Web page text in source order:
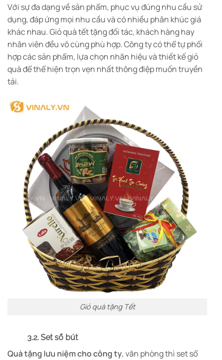
Với sự đa dạng về sản phẩm, phục vụ đúng nhu cầu sử
dụng, đáp ứng mọi nhu cầu và có nhiều phân khúc giá
khác nhau. Giỏ quà tết tặng đối tác, khách hàng hay
nhân viên đều vô cùng phù hợp. Công ty có thể tự phối
hợp các sản phẩm, lựa chọn nhãn hiệu và thiết kế giỏ
quà để thể hiện trọn vẹn nhất thông điệp muốn truyền
tải.
Giỏ quà tặng Tết
3.2. Set sổ bút
Quà tặng lưu niệm cho công ty, văn phòng thì set sổ